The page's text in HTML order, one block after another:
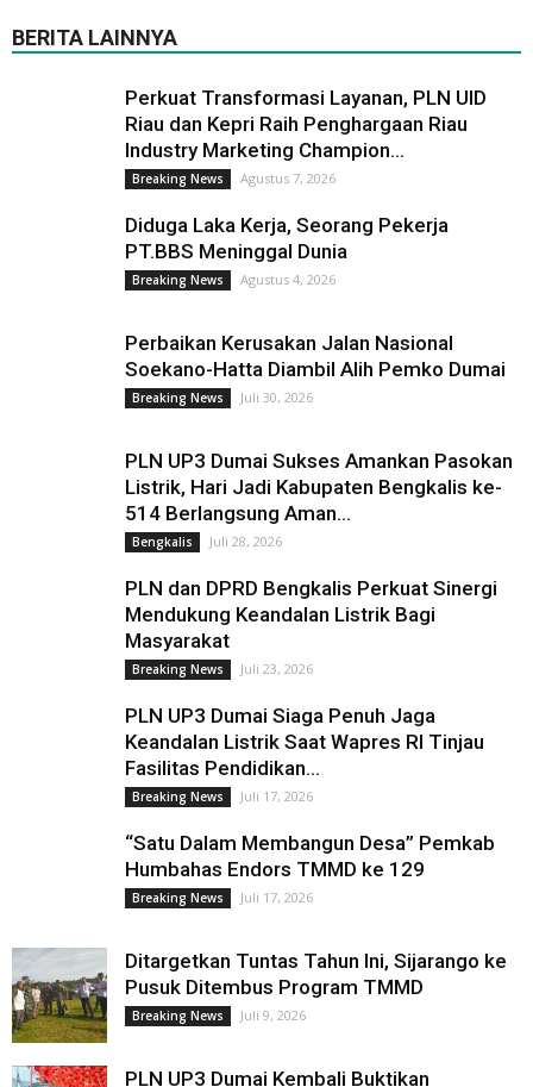
BERITA LAINNYA
Perkuat Transformasi Layanan, PLN UID
Riau dan Kepri Raih Penghargaan Riau
Industry Marketing Champion...
Breaking News Agustus 7, 2026
Diduga Laka Kerja, Seorang Pekerja
PT.BBS Meninggal Dunia
Breaking News Agustus 4, 2026
Perbaikan Kerusakan Jalan Nasional
Soekano-Hatta Diambil Alih Pemko Dumai
Breaking News Juli 30, 2026
PLN UP3 Dumai Sukses Amankan Pasokan
Listrik, Hari Jadi Kabupaten Bengkalis ke-
514 Berlangsung Aman...
Bengkalis Juli 28, 2026
PLN dan DPRD Bengkalis Perkuat Sinergi
Mendukung Keandalan Listrik Bagi
Masyarakat
Breaking News Juli 23, 2026
PLN UP3 Dumai Siaga Penuh Jaga
Keandalan Listrik Saat Wapres RI Tinjau
Fasilitas Pendidikan...
Breaking News Juli 17, 2026
“Satu Dalam Membangun Desa” Pemkab
Humbahas Endors TMMD ke 129
Breaking News Juli 17, 2026
Ditargetkan Tuntas Tahun Ini, Sijarango ke
Pusuk Ditembus Program TMMD
Breaking News Juli 9, 2026
PLN UP3 Dumai Kembali Buktikan